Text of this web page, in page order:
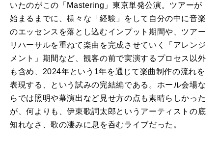
いたのがこの「Mastering」東京単発公演。ツアーが
始まるまでに、様々な「経験」をして自分の中に音楽
のエッセンスを落とし込むインプット期間や、ツアー
リハーサルを重ねて楽曲を完成させていく「アレンジ
メント」期間など、観客の前で実演するプロセス以外
も含め、2024年という1年を通じて楽曲制作の流れを
表現する、という試みの完結編である。ホール会場な
らでは照明や幕演出など見せ方の点も素晴らしかった
が、何よりも、伊東歌詞太郎というアーティストの底
知れなさ、歌の凄みに息を呑むライブだった。